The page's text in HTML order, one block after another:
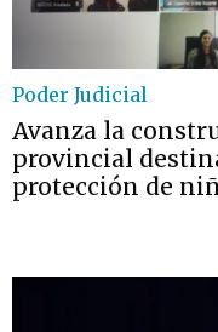
Poder Judicial
Avanza la
provincial
protección de